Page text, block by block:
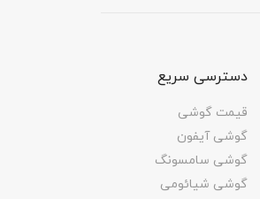
دسترسی سریع
قیمت گوشی
گوشی آیفون
گوشی سامسونگ
گوشی شیائومی